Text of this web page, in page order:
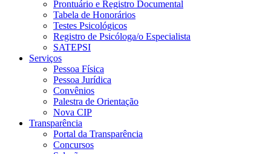
Prontuário e Registro Documental
Tabela de Honorários
Testes Psicológicos
Registro de Psicóloga/o Especialista
SATEPSI
Serviços
Pessoa Física
Pessoa Jurídica
Convênios
Palestra de Orientação
Nova CIP
Transparência
Portal da Transparência
Concursos